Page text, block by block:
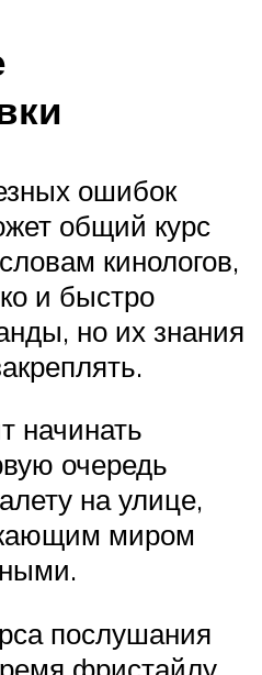
ошибок
общий курс
кинологов,
и быстро
но их знания
начинать
очередь
на улице,
миром
послушания